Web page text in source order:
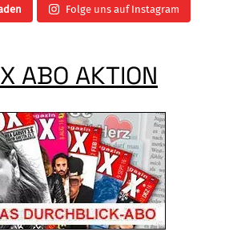
Folge uns auf Instagram
ABO AKTION